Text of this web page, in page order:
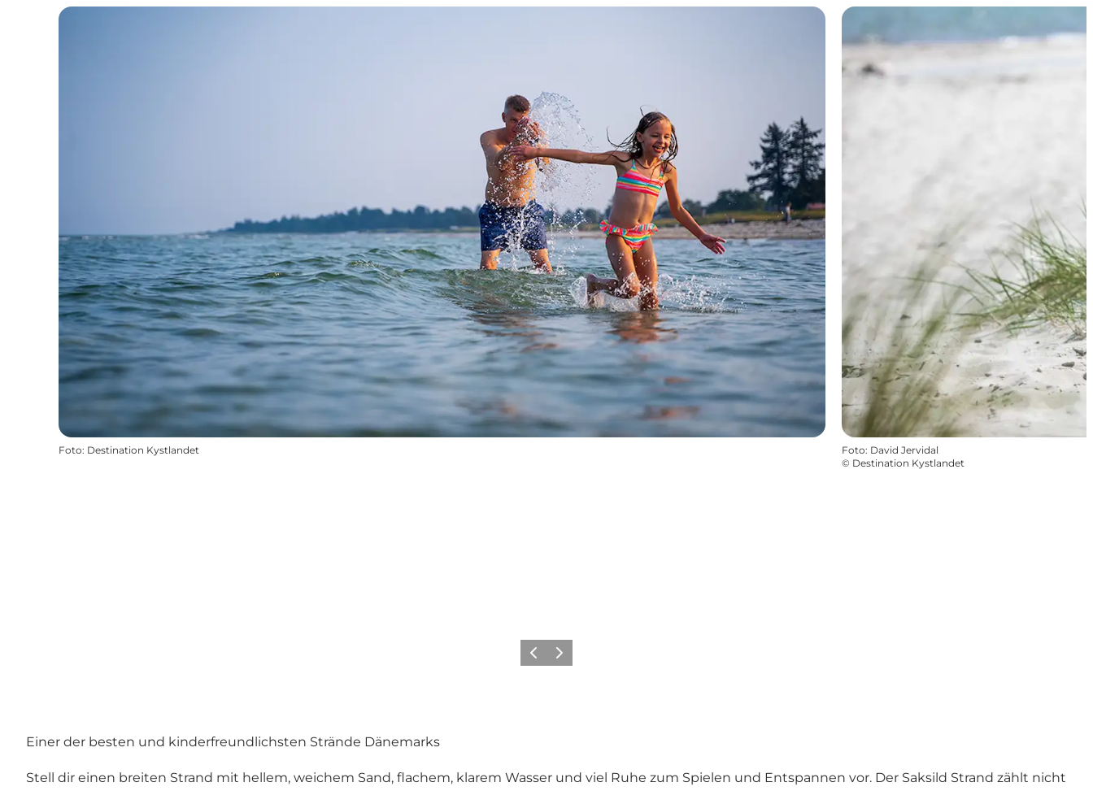
Foto: Destination Kystlandet Foto: David Jervidal
© Destination Kystlandet
ZurückWeiter
Einer der besten und kinderfreundlichsten Strände Dänemarks
Stell dir einen breiten Strand mit hellem, weichem Sand, flachem, klarem Wasser und viel Ruhe zum Spielen und Entspannen vor. Der Saksild Strand zählt nicht